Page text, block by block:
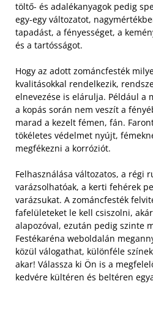
töltő- és adalékanyagok pedig
egy-egy változatot,
tapadást, a fényességet, a
és a tartósságot.
Hogy az adott zománcfesték
kvalitásokkal rendelkezik,
elnevezése is elárulja. Például a
a kopás során nem veszít a
marad a kezelt fémen, fán.
tökéletes védelmet nyújt,
megfékezni a korróziót.
Felhasználása változatos, a régi
varázsolhatóak, a kerti fehérek
varázsukat. A zománcfesték
fafelületeket le kell csiszolni,
alapozóval, ezután pedig szinte
Festékaréna weboldalán
közül válogathat, különféle
akar! Válassza ki Ön is a
kedvére kültéren és beltéren